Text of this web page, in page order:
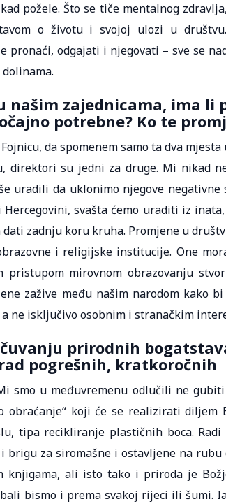
požele. Što se tiče mentalnog
o životu i svojoj ulozi u
pronaći, odgajati i njegovati – sve se
našim zajednicama, ima li
potrebne? Ko te
da spomenem samo ta dva
direktori su jedni za druge. Mi nikad
uradili da uklonimo njegove
svašta ćemo uraditi iz
zadnju koru kruha. Promjene u
i religijske institucije. One
mirovnom obrazovanju
zažive među našim narodom kako
ne isključivo osobnim i stranačkim
prirodnih
pogrešnih, kratkoročnih
smo u međuvremenu odlučili ne
obraćanje“ koji će se realizirati
tipa recikliranje plastičnih boca.
brigu za siromašne i ostavljene na
knjigama, ali isto tako i priroda je
bismo i prema svakoj rijeci ili šumi.